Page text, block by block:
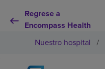
Regrese a
Encompass Health
Nuestro hospital /